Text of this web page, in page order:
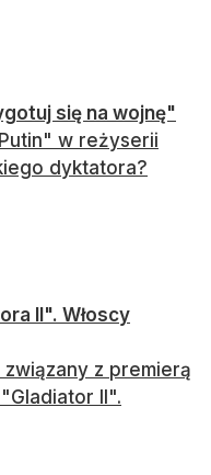
się na wojnę"
w reżyserii
dyktatora?
II". Włoscy
związany z premierą
II".